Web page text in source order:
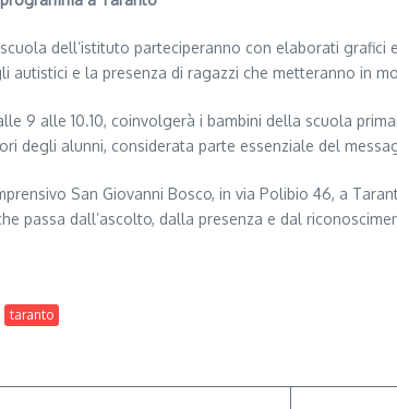
dell’istituto parteciperanno con elaborati
autistici e la presenza di ragazzi che metteranno in
9 alle 10.10, coinvolgerà i bambini della scuola
degli alunni, considerata parte essenziale del
San Giovanni Bosco, in via Polibio 46, a
passa dall’ascolto, dalla presenza e dal
taranto